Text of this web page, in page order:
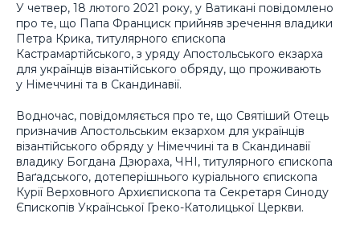
У четвер, 18 лютого 2021 року, у Ватикані повідомлено
про те, що Папа Франциск прийняв зречення владики
Петра Крика, титулярного єпископа
Кастрамартійського, з уряду Апостольського екзарха
для українців візантійського обряду, що проживають
у Німеччині та в Скандинавії.
Водночас, повідомляється про те, що Святіший Отець
призначив Апостольським екзархом для українців
візантійського обряду у Німеччині та в Скандинавії
владику Богдана Дзюраха, ЧНІ, титулярного єпископа
Ваґадського, дотеперішнього куріального єпископа
Курії Верховного Архиєпископа та Секретаря Синоду
Єпископів Української Греко-Католицької Церкви.